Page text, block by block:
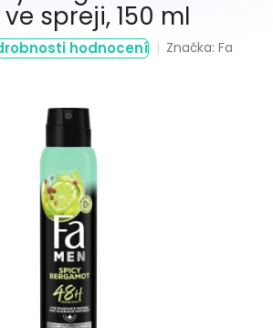
spreji, 150 ml
hodnocení Značka:Fa